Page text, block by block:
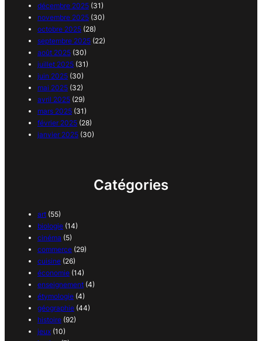
décembre 2025 (31)
novembre 2025 (30)
octobre 2025 (28)
septembre 2025 (22)
août 2025 (30)
juillet 2025 (31)
juin 2025 (30)
mai 2025 (32)
avril 2025 (29)
mars 2025 (31)
février 2025 (28)
janvier 2025 (30)
Catégories
art (55)
biologie (14)
cinéma (5)
commerce (29)
cuisine (26)
économie (14)
enseignement (4)
étymologie (4)
géographie (44)
histoire (92)
jeux (10)